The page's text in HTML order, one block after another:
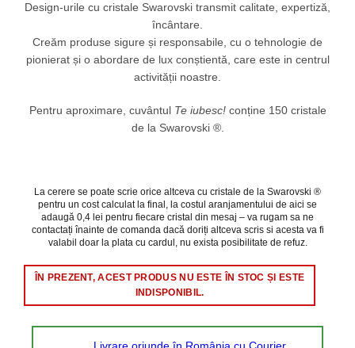
Design-urile cu cristale Swarovski transmit calitate, expertiză,
încântare.
Creăm produse sigure și responsabile, cu o tehnologie de
pionierat și o abordare de lux conștientă, care este in centrul
activității noastre.
Pentru aproximare, cuvântul Te iubesc!conține 150 cristale
de la Swarovski ®.
La cerere se poate scrie orice altceva cu cristale de la Swarovski ®
pentru un cost calculat la final, la costul aranjamentului de aici se
adaugă 0,4 lei pentru fiecare cristal din mesaj – va rugam sa ne
contactați înainte de comanda dacă doriți altceva scris si acesta va fi
valabil doar la plata cu cardul, nu exista posibilitate de refuz.
ÎN PREZENT, ACEST PRODUS NU ESTE ÎN STOC ȘI ESTE
INDISPONIBIL.